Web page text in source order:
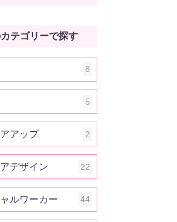
テゴリーで探す
8
5
アップ 2
デザイン 22
ルワーカー 44